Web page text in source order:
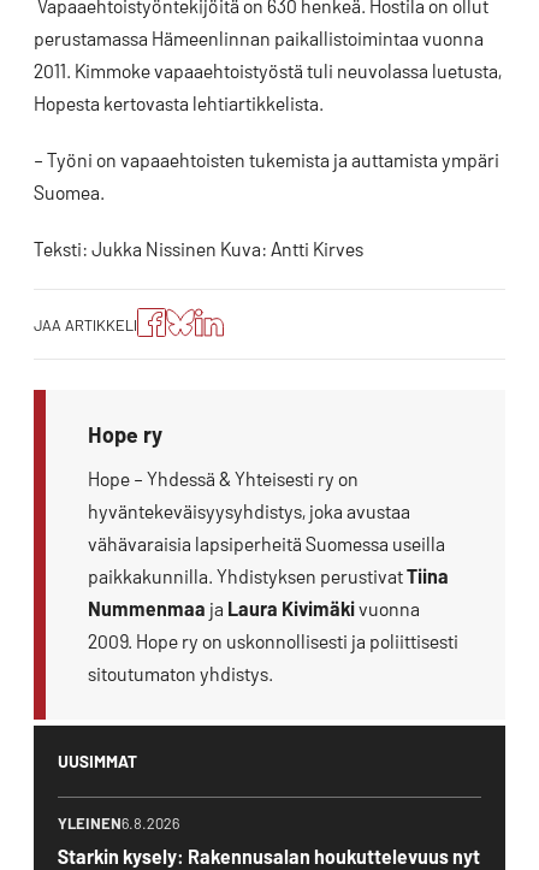
Vapaaehtoistyöntekijöitä on 630 henkeä. Hostila on ollut
perustamassa Hämeenlinnan paikallistoimintaa vuonna
2011. Kimmoke vapaaehtoistyöstä tuli neuvolassa luetusta,
Hopesta kertovasta lehtiartikkelista.
– Työni on vapaaehtoisten tukemista ja auttamista ympäri
Suomea.
Teksti: Jukka Nissinen Kuva: Antti Kirves
JAA ARTIKKELI
Jaa
artikkeli
Facebookissa
Jaa
artikkeli
Blueskyssa
Jako:
Jaa
artikkeli
Hope ry
Hope – Yhdessä & Yhteisesti ry on
hyväntekeväisyysyhdistys, joka avustaa
vähävaraisia lapsiperheitä Suomessa useilla
paikkakunnilla. Yhdistyksen perustivatTiina
Nummenmaa ja Laura Kivimäkivuonna
2009. Hope ry on uskonnollisesti ja poliittisesti
sitoutumaton yhdistys.
UUSIMMAT
YLEINEN6.8.2026
Starkin kysely: Rakennusalan houkuttelevuus nyt